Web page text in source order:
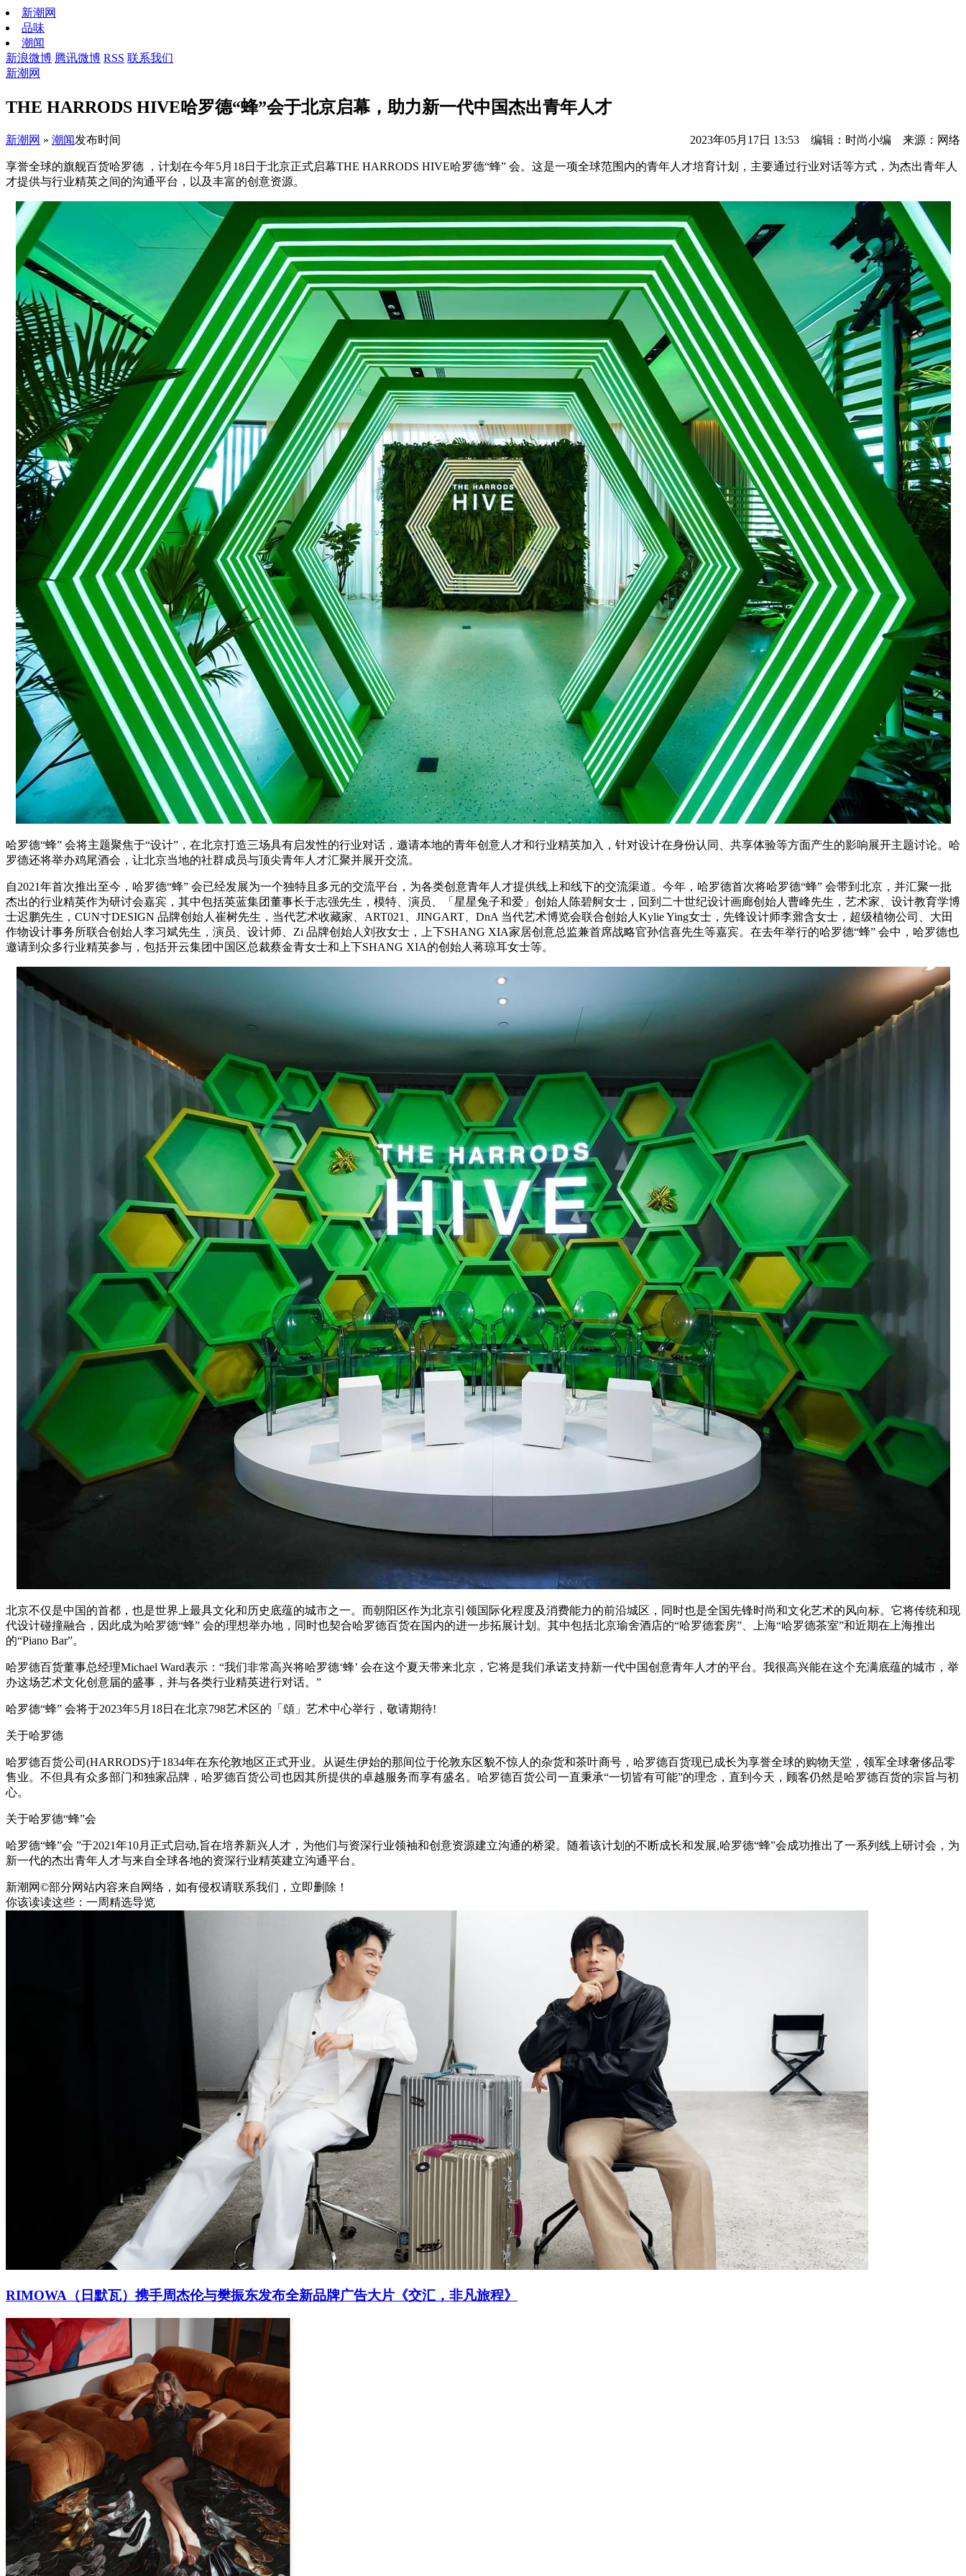
新潮网
品味
潮闻
新浪微博 腾讯微博 RSS 联系我们
新潮网
THE HARRODS HIVE哈罗德“蜂”会于北京启幕，助力新一代中国杰出青年人才
发布时间 2023年05月17日 13:53 编辑：时尚小编 来源：网络
新潮网 » 潮闻
享誉全球的旗舰百货哈罗德 ，计划在今年5月18日于北京正式启幕THE HARRODS HIVE哈罗德“蜂” 会。这是一项全球范围内的青年人才培育计划，主要通过行业对话等方式，为杰出青年人
才提供与行业精英之间的沟通平台，以及丰富的创意资源。
哈罗德“蜂” 会将主题聚焦于“设计”，在北京打造三场具有启发性的行业对话，邀请本地的青年创意人才和行业精英加入，针对设计在身份认同、共享体验等方面产生的影响展开主题讨论。哈
罗德还将举办鸡尾酒会，让北京当地的社群成员与顶尖青年人才汇聚并展开交流。
自2021年首次推出至今，哈罗德“蜂” 会已经发展为一个独特且多元的交流平台，为各类创意青年人才提供线上和线下的交流渠道。今年，哈罗德首次将哈罗德“蜂” 会带到北京，并汇聚一批
杰出的行业精英作为研讨会嘉宾，其中包括英蓝集团董事长于志强先生，模特、演员、「星星兔子和爱」创始人陈碧舸女士，回到二十世纪设计画廊创始人曹峰先生，艺术家、设计教育学博
士迟鹏先生，CUN寸DESIGN 品牌创始人崔树先生，当代艺术收藏家、ART021、JINGART、DnA 当代艺术博览会联合创始人Kylie Ying女士，先锋设计师李鼐含女士，超级植物公司、大田
作物设计事务所联合创始人李习斌先生，演员、设计师、Zi 品牌创始人刘孜女士，上下SHANG XIA家居创意总监兼首席战略官孙信喜先生等嘉宾。在去年举行的哈罗德“蜂” 会中，哈罗德也
邀请到众多行业精英参与，包括开云集团中国区总裁蔡金青女士和上下SHANG XIA的创始人蒋琼耳女士等。
北京不仅是中国的首都，也是世界上最具文化和历史底蕴的城市之一。而朝阳区作为北京引领国际化程度及消费能力的前沿城区，同时也是全国先锋时尚和文化艺术的风向标。它将传统和现
代设计碰撞融合，因此成为哈罗德“蜂” 会的理想举办地，同时也契合哈罗德百货在国内的进一步拓展计划。其中包括北京瑜舍酒店的“哈罗德套房”、上海“哈罗德茶室”和近期在上海推出
的“Piano Bar”。
哈罗德百货董事总经理Michael Ward表示：“我们非常高兴将哈罗德‘蜂’ 会在这个夏天带来北京，它将是我们承诺支持新一代中国创意青年人才的平台。我很高兴能在这个充满底蕴的城市，举
办这场艺术文化创意届的盛事，并与各类行业精英进行对话。”
哈罗德“蜂” 会将于2023年5月18日在北京798艺术区的「頌」艺术中心举行，敬请期待!
关于哈罗德
哈罗德百货公司(HARRODS)于1834年在东伦敦地区正式开业。从诞生伊始的那间位于伦敦东区貌不惊人的杂货和茶叶商号，哈罗德百货现已成长为享誉全球的购物天堂，领军全球奢侈品零
售业。不但具有众多部门和独家品牌，哈罗德百货公司也因其所提供的卓越服务而享有盛名。哈罗德百货公司一直秉承“一切皆有可能”的理念，直到今天，顾客仍然是哈罗德百货的宗旨与初
心。
关于哈罗德“蜂”会
哈罗德“蜂”会 ”于2021年10月正式启动,旨在培养新兴人才，为他们与资深行业领袖和创意资源建立沟通的桥梁。随着该计划的不断成长和发展,哈罗德“蜂”会成功推出了一系列线上研讨会，为
新一代的杰出青年人才与来自全球各地的资深行业精英建立沟通平台。
新潮网©部分网站内容来自网络，如有侵权请联系我们，立即删除！
你该读读这些：一周精选导览
RIMOWA（日默瓦）携手周杰伦与樊振东发布全新品牌广告大片《交汇，非凡旅程》